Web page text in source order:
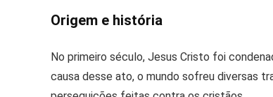
Origem e história
No primeiro século, Jesus Cristo foi
causa desse ato, o mundo sofreu diversas